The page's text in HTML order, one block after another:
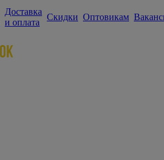
Доставка
и оплата
Скидки Оптовикам